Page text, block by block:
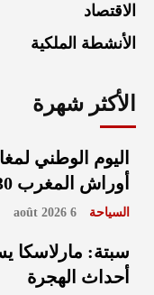
الاقتصاد
الأنشطة الملكية
الأكثر شهرة
اليوم الوطني
أوراش المغرب 2030
السياحة 6 août 2026
سبتة: مارلاسكا
أحداث الهجرة